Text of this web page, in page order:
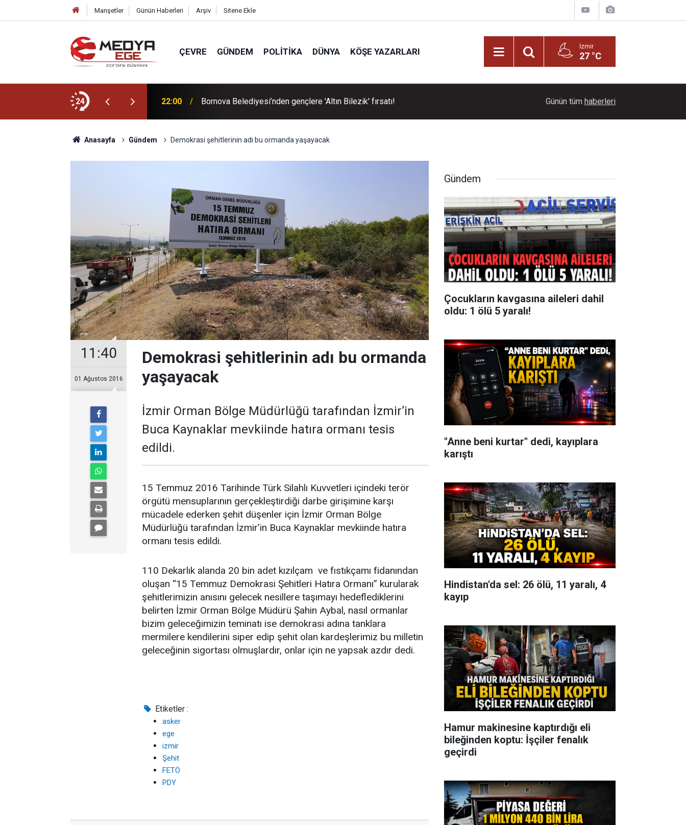
Manşetler Günün Haberleri Arşiv Sitene Ekle
ÇEVRE GÜNDEM POLITIKA DÜNYA KÖŞE YAZARLARI İzmir
27 °C
24 22:00 Bornova Belediyesi’nden gençlere 'Altın Bilezik' fırsatı! Dağların üzerinde mest eden manzara
Günün tüm haberleri
Anasayfa Gündem Demokrasi şehitlerinin adı bu ormanda yaşayacak
11:40
01 Ağustos 2016
Demokrasi şehitlerinin adı bu ormanda
yaşayacak
İzmir Orman Bölge Müdürlüğü tarafından İzmir’in
Buca Kaynaklar mevkiinde hatıra ormanı tesis
edildi.
15 Temmuz 2016 Tarihinde Türk Silahlı Kuvvetleri içindeki terör
örgütü mensuplarının gerçekleştirdiği darbe girişimine karşı
mücadele ederken şehit düşenler için İzmir Orman Bölge
Müdürlüğü tarafından İzmir’in Buca Kaynaklar mevkiinde hatıra
ormanı tesis edildi.
110 Dekarlık alanda 20 bin adet kızılçam ve fıstıkçamı fidanından
oluşan “15 Temmuz Demokrasi Şehitleri Hatıra Ormanı” kurularak
şehitlerimizin anısını gelecek nesillere taşımayı hedeflediklerini
belirten İzmir Orman Bölge Müdürü Şahin Aybal, nasıl ormanlar
bizim geleceğimizin teminatı ise demokrasi adına tanklara
mermilere kendilerini siper edip şehit olan kardeşlerimiz bu milletin
geleceğinin sigortası olmuşlardır, onlar için ne yapsak azdır dedi.
Etiketler :
asker
ege
izmir
Şehit
FETÖ
PDY
Gündem
Çocukların kavgasına aileleri dahil
oldu: 1 ölü 5 yaralı!
"Anne beni kurtar" dedi, kayıplara
karıştı
Hindistan'da sel: 26 ölü, 11 yaralı, 4
kayıp
Hamur makinesine kaptırdığı eli
bileğinden koptu: İşçiler fenalık
geçirdi